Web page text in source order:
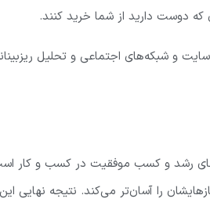
که دوست دارید از شما خرید کنند.
و شبکه‌های اجتماعی و تحلیل
رشد و کسب موفقیت در کسب و کار
را آسان‌تر می‌کند. نتیجه نهایی این